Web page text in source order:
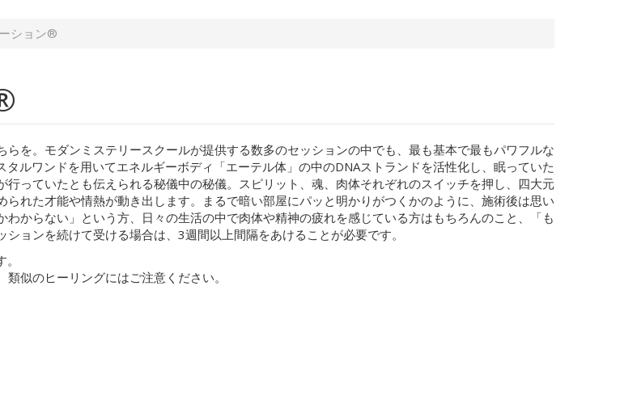
ション®︎
を。モダンミステリースクールが提供する数多のセッションの中でも、最も基本で最もパワフルな
ルワンドを用いてエネルギーボディ「エーテル体」の中のDNAストランドを活性化し、眠っていた
っていたとも伝えられる秘儀中の秘儀。スピリット、魂、肉体それぞれのスイッチを押し、四大元
れた才能や情熱が動き出します。まるで暗い部屋にパッと明かりがつくかのように、施術後は思い
からない」という方、日々の生活の中で肉体や精神の疲れを感じている方はもちろんのこと、「も
ョンを続けて受ける場合は、3週間以上間隔をあけることが必要です。
似のヒーリングにはご注意ください。